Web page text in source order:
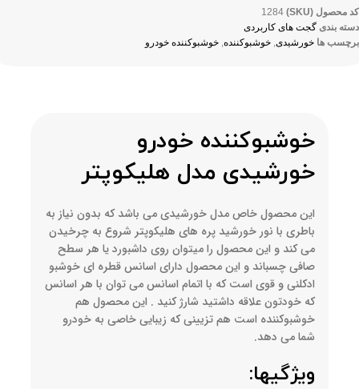
کد محصول (SKU)
1284
دسته بندی گجت های کاربردی
برچسب ها خورشیدی, خوشبوکننده, خوشبوکننده خودرو
خوشبوکننده خودرو
خورشیدی مدل هلیکوپتر
این محصول خاص مدل خورشیدی می باشد که بدون نیاز به
باطری با نور خورشید پره های هلیکوپتر شروع به چرخیدن
می کند و این محصول را میتوان روی داشبورد یا هر سطح
صافی چسباند و این محصول دارای اسانس قطره ای خوشبو
ادکلنی و قوی است که با اتمام اسانس می توان با هر اسانس
که خودتون علاقه داشتید شارژ کنید . این محصول هم
خوشبوکننده است هم تزیینی که زیبایی خاصی به خودرو
شما می دهد.
ویژگیها: